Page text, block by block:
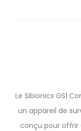
Le Sibionics GS1
un appareil de
conçu pour offrir